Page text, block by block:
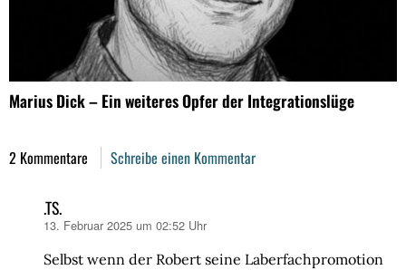
Marius Dick – Ein weiteres Opfer der Integrationslüge
2 Kommentare Schreibe einen Kommentar
.TS.
sagt:
13. Februar 2025 um 02:52 Uhr
Selbst wenn der Robert seine Laberfachpromotion